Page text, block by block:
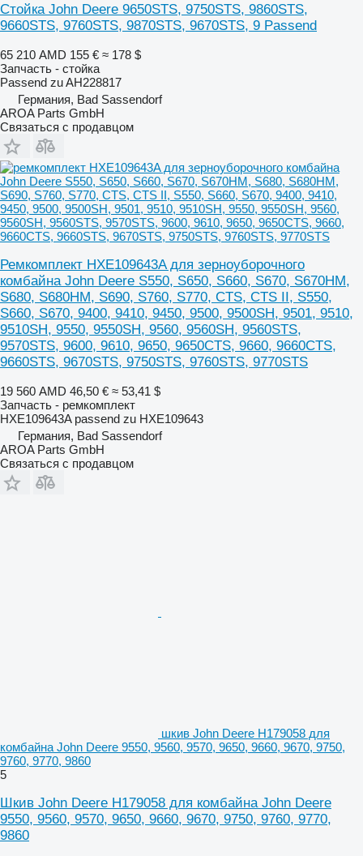
Стойка John Deere 9650STS, 9750STS, 9860STS,
9660STS, 9760STS, 9870STS, 9670STS, 9 Passend
65 210 AMD 155 € ≈ 178 $
Запчасть - стойка
Passend zu AH228817
Германия, Bad Sassendorf
AROA Parts GmbH
Связаться с продавцом
Ремкомплект HXE109643A для зерноуборочного
комбайна John Deere S550, S650, S660, S670, S670HM,
S680, S680HM, S690, S760, S770, CTS, CTS II, S550,
S660, S670, 9400, 9410, 9450, 9500, 9500SH, 9501, 9510,
9510SH, 9550, 9550SH, 9560, 9560SH, 9560STS,
9570STS, 9600, 9610, 9650, 9650CTS, 9660, 9660CTS,
9660STS, 9670STS, 9750STS, 9760STS, 9770STS
19 560 AMD 46,50 € ≈ 53,41 $
Запчасть - ремкомплект
HXE109643A passend zu HXE109643
Германия, Bad Sassendorf
AROA Parts GmbH
Связаться с продавцом
шкив John Deere H179058 для
комбайна John Deere 9550, 9560, 9570, 9650, 9660, 9670, 9750,
9760, 9770, 9860
5
Шкив John Deere H179058 для комбайна John Deere
9550, 9560, 9570, 9650, 9660, 9670, 9750, 9760, 9770,
9860